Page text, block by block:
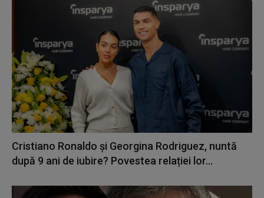
Cristiano Ronaldo și Georgina Rodriguez, nuntă
după 9 ani de iubire? Povestea relației lor...